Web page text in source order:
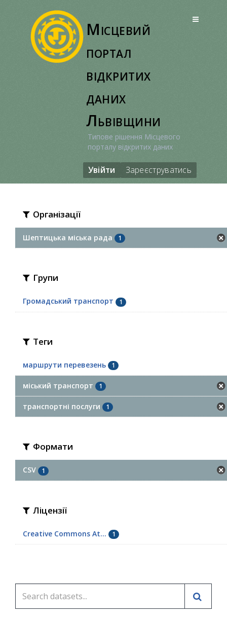
Місцевий
портал
відкритих
даних
Львівщини
Типове рішення Місцевого
порталу відкритих даних
Увійти Зареєструватись
Організації
Шептицька міська рада 1
Групи
Громадський транспорт 1
Теги
маршрути перевезень 1
міський транспорт 1
транспортні послуги 1
Формати
CSV 1
Ліцензії
Creative Commons At... 1